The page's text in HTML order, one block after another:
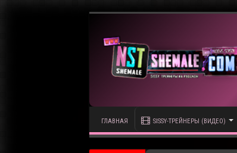
ГЛАВНАЯ SISSY-ТРЕЙНЕРЫ (ВИДЕО)